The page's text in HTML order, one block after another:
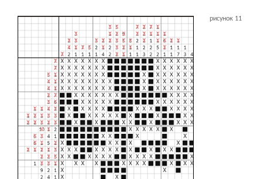
рисунок 11